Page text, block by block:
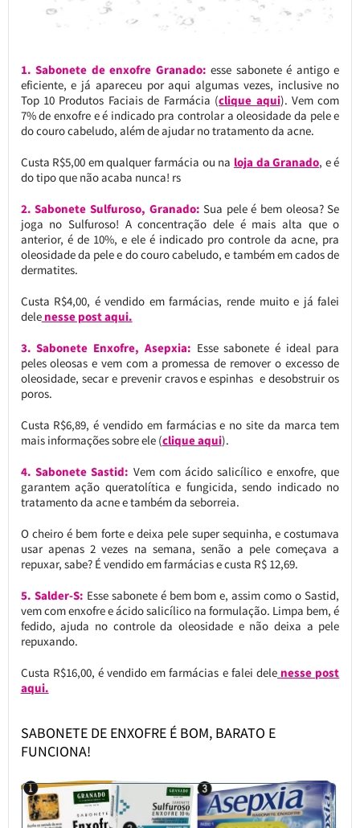
1. Sabonete de enxofre Granado: esse sabonete é antigo e
eficiente, e já apareceu por aqui algumas vezes, inclusive no
Top 10 Produtos Faciais de Farmácia (clique aqui). Vem com
7% de enxofre e é indicado pra controlar a oleosidade da pele e
do couro cabeludo, além de ajudar no tratamento da acne.
Custa R$5,00 em qualquer farmácia ou na loja da Granado, e é
do tipo que não acaba nunca! rs
2. Sabonete Sulfuroso, Granado:Sua pele é bem oleosa? Se
joga no Sulfuroso! A concentração dele é mais alta que o
anterior, é de 10%, e ele é indicado pro controle da acne, pra
oleosidade da pele e do couro cabeludo, e também em cados de
dermatites.
Custa R$4,00, é vendido em farmácias, rende muito e já falei
delenesse post aqui.
3. Sabonete Enxofre, Asepxia: Esse sabonete é ideal para
peles oleosas e vem com a promessa de remover o excesso de
oleosidade, secar e prevenir cravos e espinhas e desobstruir os
poros.
Custa R$6,89, é vendido em farmácias e no site da marca tem
mais informações sobre ele (clique aqui).
4. Sabonete Sastid: Vem com ácido salicílico e enxofre, que
garantem ação queratolítica e fungicida, sendo indicado no
tratamento da acne e também da seborreia.
O cheiro é bem forte e deixa pele super sequinha, e costumava
usar apenas 2 vezes na semana, senão a pele começava a
repuxar, sabe? É vendido em farmácias e custa R$ 12,69.
5. Salder-S: Esse sabonete é bem bom e, assim como o Sastid,
vem com enxofre e ácido salicílico na formulação. Limpa bem, é
fedido, ajuda no controle da oleosidade e não deixa a pele
repuxando.
Custa R$16,00, é vendido em farmácias e falei dele nesse post
aqui.
SABONETE DE ENXOFRE É BOM, BARATO E
FUNCIONA!